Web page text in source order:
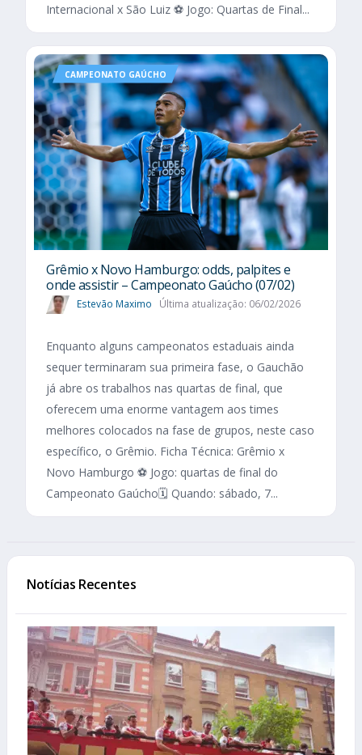
Internacional x São Luiz ⚽ Jogo: Quartas de Final...
CAMPEONATO GAÚCHO
Grêmio x Novo Hamburgo: odds, palpites e
onde assistir – Campeonato Gaúcho (07/02)
Estevão Maximo Última atualização: 06/02/2026
Enquanto alguns campeonatos estaduais ainda
sequer terminaram sua primeira fase, o Gauchão
já abre os trabalhos nas quartas de final, que
oferecem uma enorme vantagem aos times
melhores colocados na fase de grupos, neste caso
específico, o Grêmio. Ficha Técnica: Grêmio x
Novo Hamburgo ⚽ Jogo: quartas de final do
Campeonato Gaúcho🗓️ Quando: sábado, 7...
Notícias Recentes